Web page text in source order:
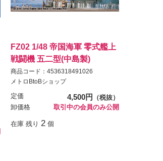
FZ02 1/48 帝国海軍 零式艦上
戦闘機 五二型(中島製)
商品コード：4536318491026
メトロBtoBショップ
定価 4,500円
（税抜）
卸価格
取引中の会員のみ公開
在庫 残り 2 個